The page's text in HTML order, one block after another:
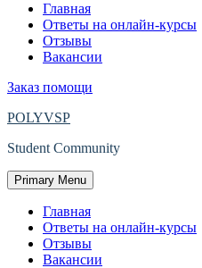
Главная
Ответы на онлайн-курсы
Отзывы
Вакансии
Заказ помощи
POLYVSP
Student Community
Primary Menu
Главная
Ответы на онлайн-курсы
Отзывы
Вакансии